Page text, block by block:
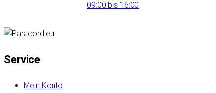
09:00 bis 16:00
Service
Mein Konto